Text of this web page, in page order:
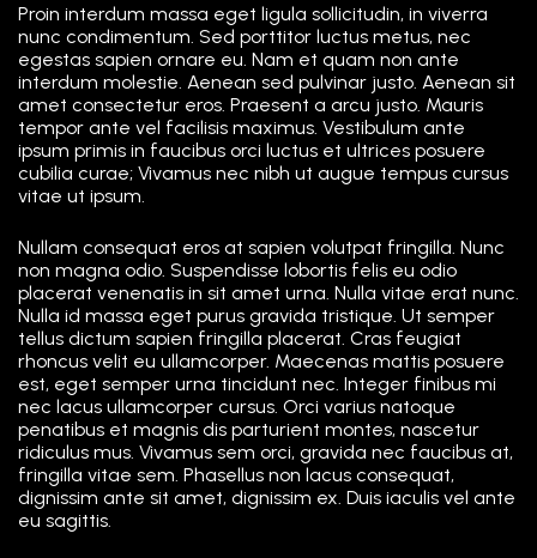
Proin interdum massa eget ligula sollicitudin, in viverra
nunc condimentum. Sed porttitor luctus metus, nec
egestas sapien ornare eu. Nam et quam non ante
interdum molestie. Aenean sed pulvinar justo. Aenean sit
amet consectetur eros. Praesent a arcu justo. Mauris
tempor ante vel facilisis maximus. Vestibulum ante
ipsum primis in faucibus orci luctus et ultrices posuere
cubilia curae; Vivamus nec nibh ut augue tempus cursus
vitae ut ipsum.
Nullam consequat eros at sapien volutpat fringilla. Nunc
non magna odio. Suspendisse lobortis felis eu odio
placerat venenatis in sit amet urna. Nulla vitae erat nunc.
Nulla id massa eget purus gravida tristique. Ut semper
tellus dictum sapien fringilla placerat. Cras feugiat
rhoncus velit eu ullamcorper. Maecenas mattis posuere
est, eget semper urna tincidunt nec. Integer finibus mi
nec lacus ullamcorper cursus. Orci varius natoque
penatibus et magnis dis parturient montes, nascetur
ridiculus mus. Vivamus sem orci, gravida nec faucibus at,
fringilla vitae sem. Phasellus non lacus consequat,
dignissim ante sit amet, dignissim ex. Duis iaculis vel ante
eu sagittis.